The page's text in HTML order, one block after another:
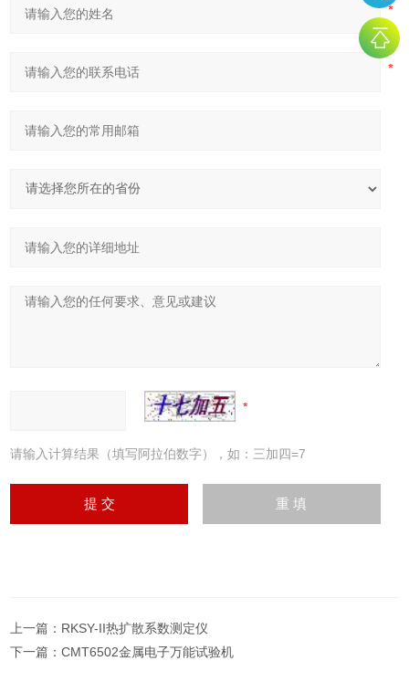
请输入计算结果（填写阿拉伯数字），如：三加四=7
上一篇： RKSY-II热扩散系数测定仪
下一篇：CMT6502金属电子万能试验机